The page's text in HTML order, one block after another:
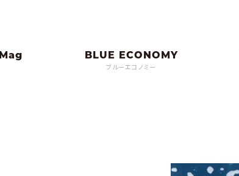
ブルーエコノミー